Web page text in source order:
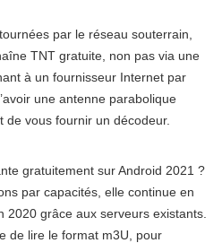
par le réseau souterrain,
TNT gratuite, non pas via une
à un fournisseur Internet par
une antenne parabolique
de vous fournir un décodeur.
gratuitement sur Android 2021 ?
par capacités, elle continue en
2020 grâce aux serveurs existants.
de lire le format m3U, pour